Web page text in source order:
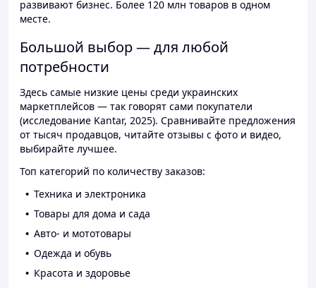
развивают бизнес. Более 120 млн товаров в одном
месте.
Большой выбор — для любой
потребности
Здесь самые низкие цены среди украинских
маркетплейсов — так говорят сами покупатели
(исследование Kantar, 2025). Сравнивайте предложения
от тысяч продавцов, читайте отзывы с фото и видео,
выбирайте лучшее.
Топ категорий по количеству заказов:
Техника и электроника
Товары для дома и сада
Авто- и мототовары
Одежда и обувь
Красота и здоровье